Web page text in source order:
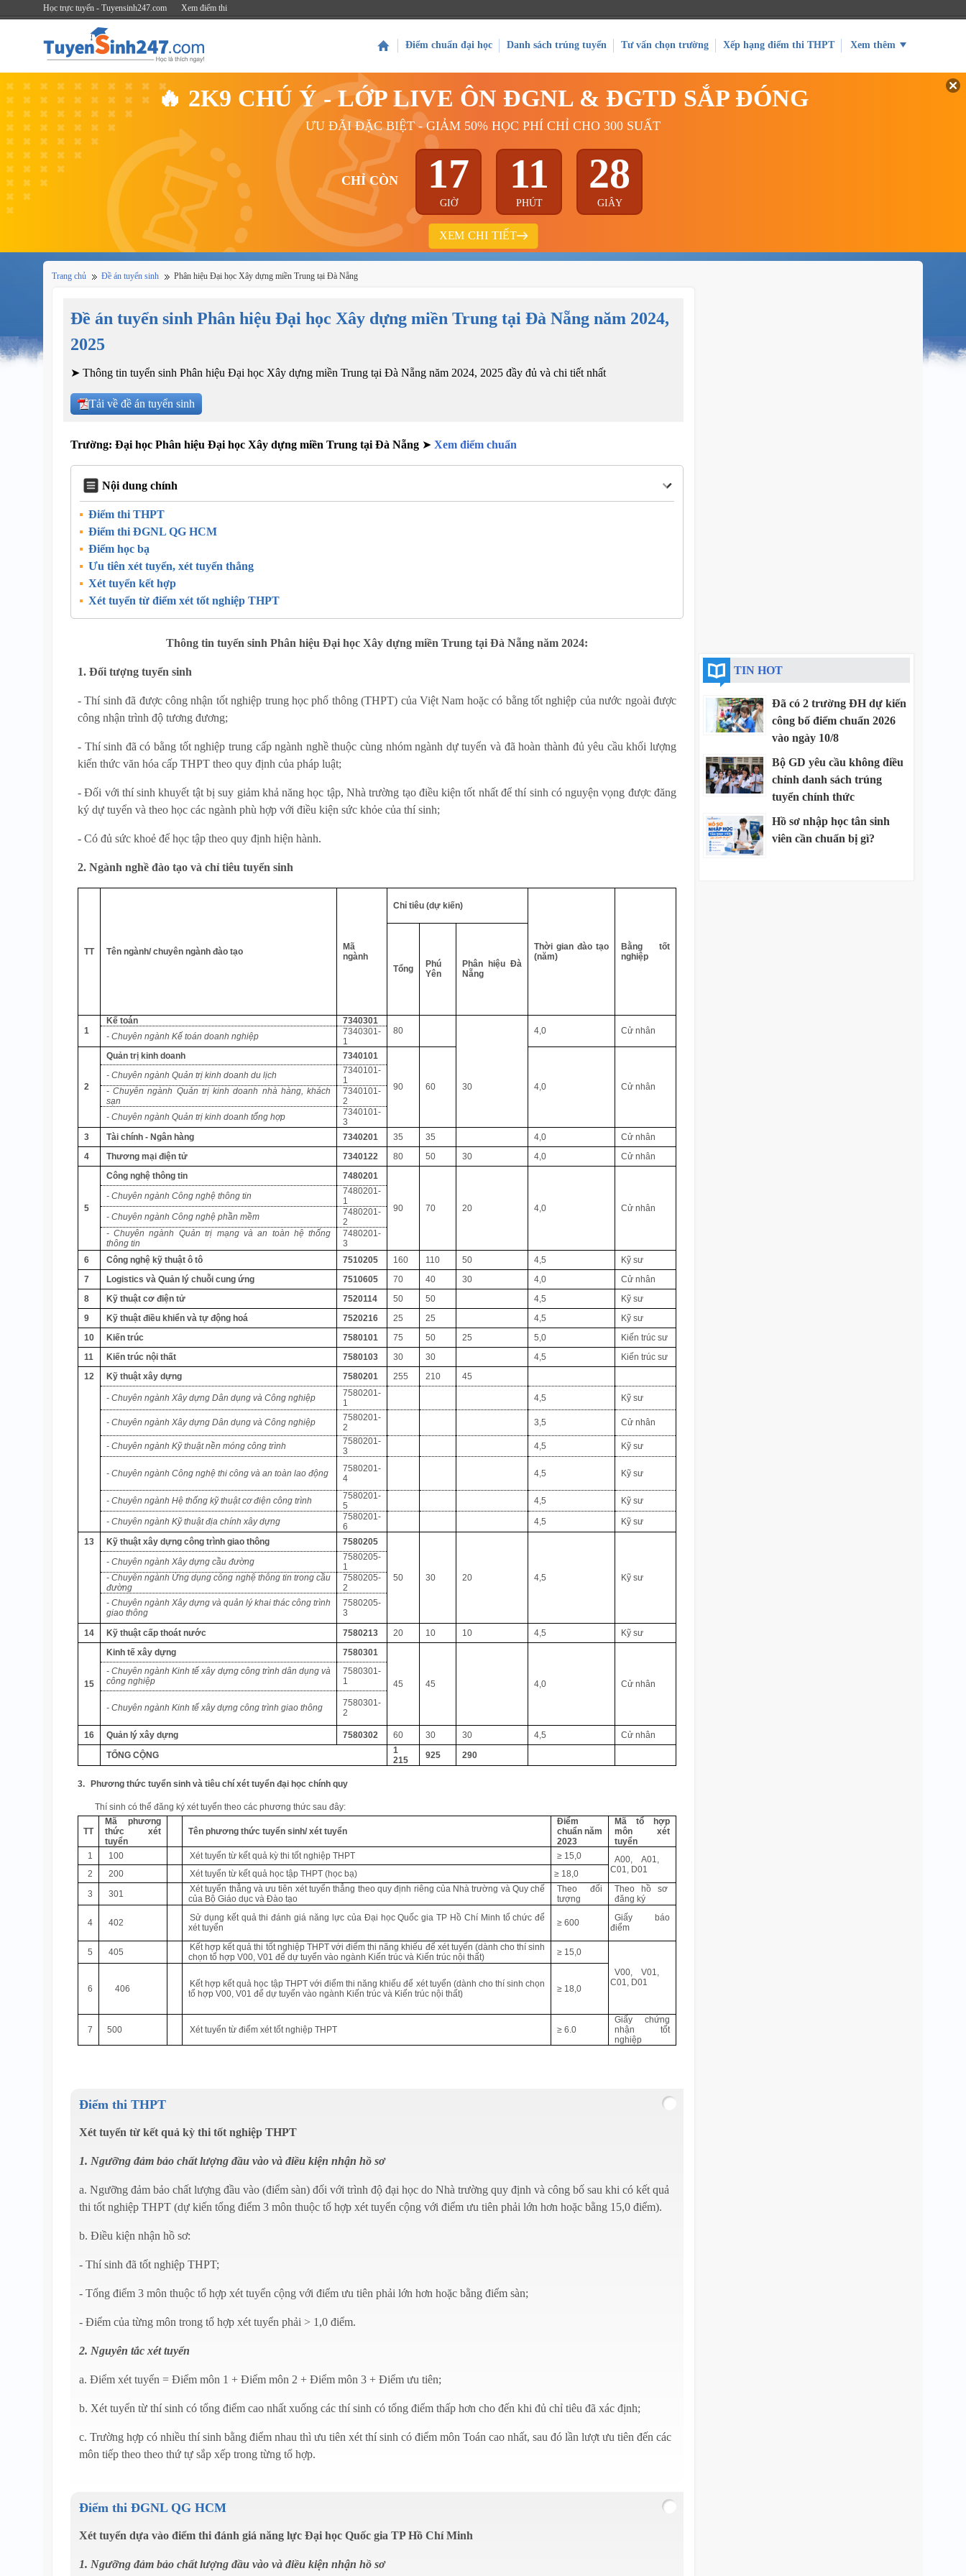
Học trực tuyến - Tuyensinh247.com Xem điểm thi
Điểm chuẩn đại học Danh sách trúng tuyển Tư vấn chọn trường Xếp hạng điểm thi THPT Xem thêm
🔥 2K9 CHÚ Ý - LỚP LIVE ÔN ĐGNL & ĐGTD SẮP ĐÓNG
ƯU ĐÃI ĐẶC BIỆT - GIẢM 50% HỌC PHÍ CHỈ CHO 300 SUẤT
CHỈ CÒN 17
GIỜ
11
PHÚT
27
GIÂY
XEM CHI TIẾT
Trang chủ Đề án tuyển sinh Phân hiệu Đại học Xây dựng miền Trung tại Đà Nẵng
Đề án tuyển sinh Phân hiệu Đại học Xây dựng miền Trung tại Đà Nẵng năm 2024,
2025
➤ Thông tin tuyển sinh Phân hiệu Đại học Xây dựng miền Trung tại Đà Nẵng năm 2024, 2025 đầy đủ và chi tiết nhất
Tải về đề án tuyển sinh
Trường: Đại học Phân hiệu Đại học Xây dựng miền Trung tại Đà Nẵng ➤ Xem điểm chuẩn
Nội dung chính
Điểm thi THPT
Điểm thi ĐGNL QG HCM
Điểm học bạ
Ưu tiên xét tuyển, xét tuyển thẳng
Xét tuyển kết hợp
Xét tuyển từ điểm xét tốt nghiệp THPT
Thông tin tuyển sinh Phân hiệu Đại học Xây dựng miền Trung tại Đà Nẵng năm 2024:
1. Đối tượng tuyển sinh
- Thí sinh đã được công nhận tốt nghiệp trung học phổ thông (THPT) của Việt Nam hoặc có bằng tốt nghiệp của nước ngoài được
công nhận trình độ tương đương;
- Thí sinh đã có bằng tốt nghiệp trung cấp ngành nghề thuộc cùng nhóm ngành dự tuyển và đã hoàn thành đủ yêu cầu khối lượng
kiến thức văn hóa cấp THPT theo quy định của pháp luật;
- Đối với thí sinh khuyết tật bị suy giảm khả năng học tập, Nhà trường tạo điều kiện tốt nhất để thí sinh có nguyện vọng được đăng
ký dự tuyển và theo học các ngành phù hợp với điều kiện sức khỏe của thí sinh;
- Có đủ sức khoẻ để học tập theo quy định hiện hành.
2. Ngành nghề đào tạo và chỉ tiêu tuyển sinh
TT Tên ngành/ chuyên ngành đào tạo
Mã
ngành
Chỉ tiêu (dự kiến)
Thời gian đào tạo
(năm)
Bằng tốt
nghiệp
Tổng
Phú
Yên
Phân hiệu Đà
Nẵng
1
Kế toán
7340301
80
4,0 Cử nhân
- Chuyên ngành Kế toán doanh nghiệp
7340301-
1
2
Quản trị kinh doanh 7340101
90 60 30 4,0 Cử nhân
- Chuyên ngành Quản trị kinh doanh du lịch
7340101-
1
- Chuyên ngành Quản trị kinh doanh nhà hàng, khách
sạn
7340101-
2
- Chuyên ngành Quản trị kinh doanh tổng hợp
7340101-
3
3
Tài chính - Ngân hàng 7340201 35 35 4,0
Cử nhân
4
Thương mại điện tử 7340122 80 50 30 4,0 Cử nhân
5
Công nghệ thông tin 7480201
90 70 20 4,0 Cử nhân
- Chuyên ngành Công nghệ thông tin
7480201-
1
- Chuyên ngành Công nghệ phần mềm
7480201-
2
- Chuyên ngành Quản trị mạng và an toàn hệ thống
thông tin
7480201-
3
6
Công nghệ kỹ thuật ô tô 7510205 160 110 50 4,5
Kỹ sư
7
Logistics và Quản lý chuỗi cung ứng 7510605 70 40 30 4,0
Cử nhân
8
Kỹ thuật cơ điện tử 7520114 50 50 4,5
Kỹ sư
9
Kỹ thuật điều khiển và tự động hoá 7520216 25 25 4,5
Kỹ sư
10
Kiến trúc 7580101 75 50 25 5,0
Kiến trúc sư
11
Kiến trúc nội thất 7580103 30 30 4,5
Kiến trúc sư
12
Kỹ thuật xây dựng 7580201 255 210 45
- Chuyên ngành Xây dựng Dân dụng và Công nghiệp
7580201-
1
4,5 Kỹ sư
- Chuyên ngành Xây dựng Dân dụng và Công nghiệp
7580201-
2
3,5 Cử nhân
- Chuyên ngành Kỹ thuật nền móng công trình
7580201-
3
4,5 Kỹ sư
- Chuyên ngành Công nghệ thi công và an toàn lao động
7580201-
4
4,5 Kỹ sư
- Chuyên ngành Hệ thống kỹ thuật cơ điện công trình
7580201-
5
4,5 Kỹ sư
- Chuyên ngành Kỹ thuật địa chính xây dựng
7580201-
6
4,5
Kỹ sư
13
Kỹ thuật xây dựng công trình giao thông 7580205
50 30 20 4,5 Kỹ sư
- Chuyên ngành Xây dựng cầu đường
7580205-
1
- Chuyên ngành Ứng dụng công nghệ thông tin trong cầu
đường
7580205-
2
- Chuyên ngành Xây dựng và quản lý khai thác công trình
giao thông
7580205-
3
14
Kỹ thuật cấp thoát nước 7580213 20 10 10 4,5 Kỹ sư
15
Kinh tế xây dựng 7580301
45 45 4,0 Cử nhân
- Chuyên ngành Kinh tế xây dựng công trình dân dụng và
công nghiệp
7580301-
1
- Chuyên ngành Kinh tế xây dựng công trình giao thông
7580301-
2
16 Quản lý xây dựng 7580302 60 30 30 4,5
Cử nhân
TỔNG CỘNG
1
215
925 290
3. Phương thức tuyển sinh và tiêu chí xét tuyển đại học chính quy
Thí sinh có thể đăng ký xét tuyển theo các phương thức sau đây:
TT
Mã phương
thức xét
tuyển
Tên phương thức tuyển sinh/ xét tuyển
Điểm
chuẩn năm
2023
Mã tổ hợp
môn xét
tuyển
1
100 Xét tuyển từ kết quả kỳ thi tốt nghiệp THPT ≥ 15,0
A00, A01,
C01, D01
2 200 Xét tuyển từ kết quả học tập THPT (học bạ)
≥ 18,0
3
301
Xét tuyển thẳng và ưu tiên xét tuyển thẳng theo quy định riêng của Nhà trường và Quy chế
của Bộ Giáo dục và Đào tạo
Theo đối
tượng
Theo hồ sơ
đăng ký
4 402
Sử dụng kết quả thi đánh giá năng lực của Đại học Quốc gia TP Hồ Chí Minh tổ chức để
xét tuyển
≥ 600
Giấy báo
điểm
5 405
Kết hợp kết quả thi tốt nghiệp THPT với điểm thi năng khiếu để xét tuyển (dành cho thí sinh
chọn tổ hợp V00, V01 để dự tuyển vào ngành Kiến trúc và Kiến trúc nội thất)
≥ 15,0
V00, V01,
C01, D01
6 406
Kết hợp kết quả học tập THPT với điểm thi năng khiếu để xét tuyển (dành cho thí sinh chọn
tổ hợp V00, V01 để dự tuyển vào ngành Kiến trúc và Kiến trúc nội thất)
≥ 18,0
7 500 Xét tuyển từ điểm xét tốt nghiệp THPT ≥ 6.0
Giấy chứng
nhận tốt
nghiệp
Điểm thi THPT
Xét tuyển từ kết quả kỳ thi tốt nghiệp THPT
1. Ngưỡng đảm bảo chất lượng đầu vào và điều kiện nhận hồ sơ
a. Ngưỡng đảm bảo chất lượng đầu vào (điểm sàn) đối với trình độ đại học do Nhà trường quy định và công bố sau khi có kết quả
thi tốt nghiệp THPT (dự kiến tổng điểm 3 môn thuộc tổ hợp xét tuyển cộng với điểm ưu tiên phải lớn hơn hoặc bằng 15,0 điểm).
b. Điều kiện nhận hồ sơ:
- Thí sinh đã tốt nghiệp THPT;
- Tổng điểm 3 môn thuộc tổ hợp xét tuyển cộng với điểm ưu tiên phải lớn hơn hoặc bằng điểm sàn;
- Điểm của từng môn trong tổ hợp xét tuyển phải > 1,0 điểm.
2. Nguyên tắc xét tuyển
a. Điểm xét tuyển = Điểm môn 1 + Điểm môn 2 + Điểm môn 3 + Điểm ưu tiên;
b. Xét tuyển từ thí sinh có tổng điểm cao nhất xuống các thí sinh có tổng điểm thấp hơn cho đến khi đủ chỉ tiêu đã xác định;
c. Trường hợp có nhiều thí sinh bằng điểm nhau thì ưu tiên xét thí sinh có điểm môn Toán cao nhất, sau đó lần lượt ưu tiên đến các
môn tiếp theo theo thứ tự sắp xếp trong từng tổ hợp.
Điểm thi ĐGNL QG HCM
Xét tuyển dựa vào điểm thi đánh giá năng lực Đại học Quốc gia TP Hồ Chí Minh
1. Ngưỡng đảm bảo chất lượng đầu vào và điều kiện nhận hồ sơ
TIN HOT
Đã có 2 trường ĐH dự kiến
công bố điểm chuẩn 2026
vào ngày 10/8
Bộ GD yêu cầu không điều
chỉnh danh sách trúng
tuyển chính thức
Hồ sơ nhập học tân sinh
viên cần chuẩn bị gì?